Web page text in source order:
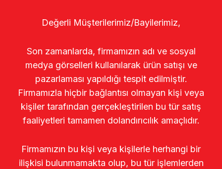
Değerli Müşterilerimiz/Bayilerimiz,
Son zamanlarda, firmamızın adı ve sosyal
medya görselleri kullanılarak ürün satışı ve
pazarlaması yapıldığı tespit edilmiştir.
Firmamızla hiçbir bağlantısı olmayan kişi veya
kişiler tarafından gerçekleştirilen bu tür satış
faaliyetleri tamamen dolandırıcılık amaçlıdır.
Firmamızın bu kişi veya kişilerle herhangi bir
ilişkisi bulunmamakta olup, bu tür işlemlerden